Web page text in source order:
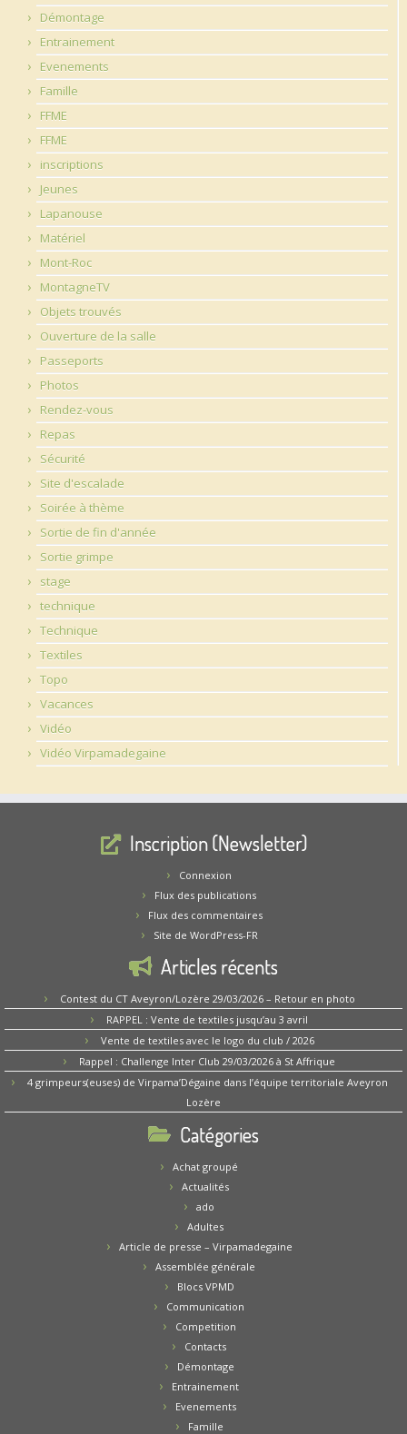
Démontage
Entrainement
Evenements
Famille
FFME
FFME
inscriptions
Jeunes
Lapanouse
Matériel
Mont-Roc
MontagneTV
Objets trouvés
Ouverture de la salle
Passeports
Photos
Rendez-vous
Repas
Sécurité
Site d'escalade
Soirée à thème
Sortie de fin d'année
Sortie grimpe
stage
technique
Technique
Textiles
Topo
Vacances
Vidéo
Vidéo Virpamadegaine
Inscription (Newsletter)
Connexion
Flux des publications
Flux des commentaires
Site de WordPress-FR
Articles récents
Contest du CT Aveyron/Lozère 29/03/2026 – Retour en photo
RAPPEL : Vente de textiles jusqu’au 3 avril
Vente de textiles avec le logo du club / 2026
Rappel : Challenge Inter Club 29/03/2026 à St Affrique
4 grimpeurs(euses) de Virpama’Dégaine dans l’équipe territoriale Aveyron
Lozère
Catégories
Achat groupé
Actualités
ado
Adultes
Article de presse – Virpamadegaine
Assemblée générale
Blocs VPMD
Communication
Competition
Contacts
Démontage
Entrainement
Evenements
Famille